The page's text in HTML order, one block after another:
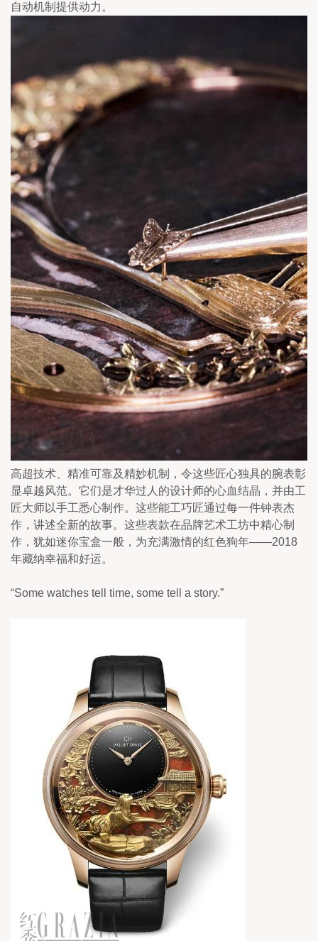
自动机制提供动力。
高超技术、精准可靠及精妙机制，令这些匠心独具的腕表彰
显卓越风范。它们是才华过人的设计师的心血结晶，并由工
匠大师以手工悉心制作。这些能工巧匠通过每一件钟表杰
作，讲述全新的故事。这些表款在品牌艺术工坊中精心制
作，犹如迷你宝盒一般，为充满激情的红色狗年——2018
年藏纳幸福和好运。
“Some watches tell time, some tell a story.”